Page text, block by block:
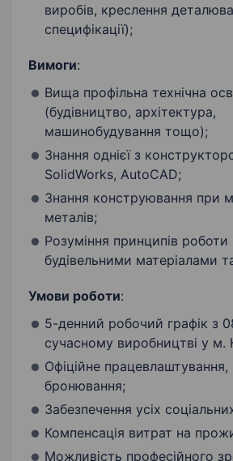
виробів, креслення
специфікації);
Вимоги:
Вища профільна технічна
(будівництво, архітектура,
машинобудування тощо);
Знання однієї з
SolidWorks, AutoCAD;
Знання конструювання при
металів;
Розуміння принципів роботи
будівельними матеріалами
Умови роботи:
5-денний робочий графік з
сучасному виробництві у м.
Офіційне
бронювання;
Забезпечення усіх
Компенсація витрат на
Можливість професійного